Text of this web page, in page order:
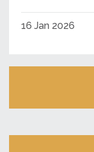
16 Jan 2026